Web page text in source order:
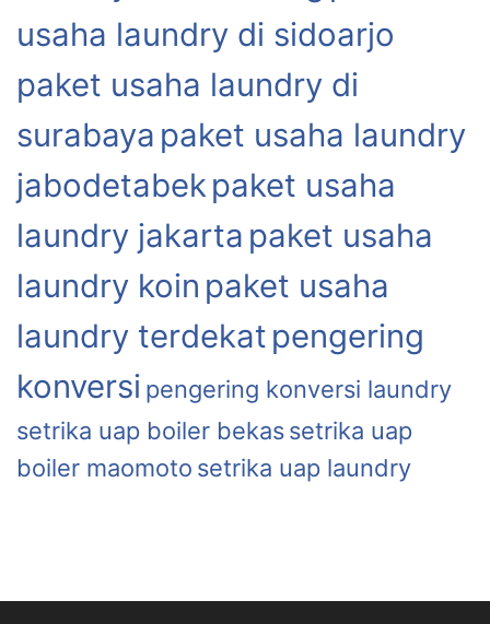
usaha laundry di sidoarjo
paket usaha laundry di
surabaya paket usaha laundry
jabodetabek paket usaha
laundry jakarta paket usaha
laundry koin paket usaha
laundry terdekat pengering
konversi pengering konversi laundry
setrika uap boiler bekassetrika uap
boiler maomoto setrika uap laundry